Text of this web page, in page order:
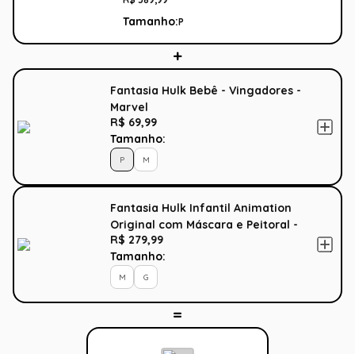
Tamanho:P
Fantasia Hulk Bebê - Vingadores -
Marvel
R$ 69,99
Tamanho:
P M
Fantasia Hulk Infantil Animation
Original com Máscara e Peitoral -
Vingadores - Marvel
R$ 279,99
Tamanho:
M G